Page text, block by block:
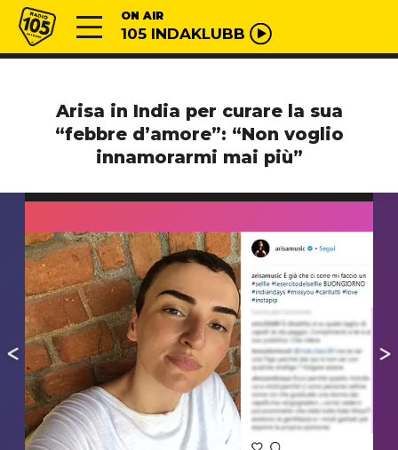
Vai al contenuto
Radio 105 ON AIR
105 INDAKLUBB
Arisa in India per curare la sua
“febbre d’amore”: “Non voglio
innamorarmi mai più”